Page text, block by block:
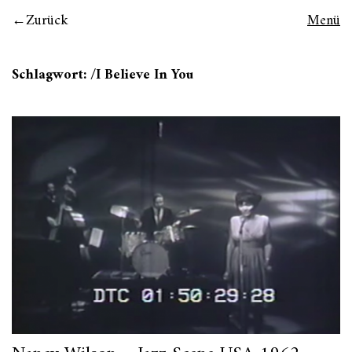
Zurück Menü
Schlagwort:/I Believe In You